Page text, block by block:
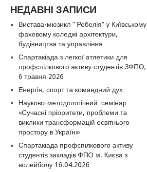
НЕДАВНІ ЗАПИСИ
Вистава-мюзикл ” Ребелія” у Київському
фаховому коледжі архітектури,
будівництва та управління
Спартакіада з легкої атлетики для
профспілкового активу студентів ЗФПО,
6 травня 2026
Енергія, спорт та командний дух
Науково-методологічний семінар
«Сучасні пріоритети, проблеми та
виклики трансформацій освітнього
простору в Україні»
Спартакіада профспілкового активу
студентів закладів ФПО м. Києва з
волейболу 16.04.2026